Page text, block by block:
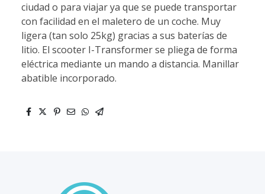
ciudad o para viajar ya que se puede transportar
con facilidad en el maletero de un coche. Muy
ligera (tan solo 25kg) gracias a sus baterías de
litio. El scooter I-Transformer se pliega de forma
eléctrica mediante un mando a distancia. Manillar
abatible incorporado.